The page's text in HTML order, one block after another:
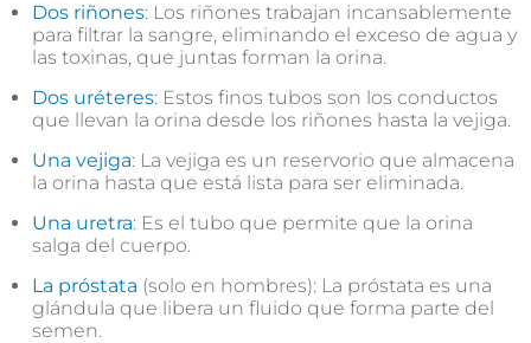
Dos riñones: Los riñones trabajan incansablemente
para filtrar la sangre, eliminando el exceso de agua y
las toxinas, que juntas forman la orina.
Dos uréteres: Estos finos tubos son los conductos
que llevan la orina desde los riñones hasta la vejiga.
Una vejiga: La vejiga es un reservorio que almacena
la orina hasta que está lista para ser eliminada.
Una uretra: Es el tubo que permite que la orina
salga del cuerpo.
La próstata (solo en hombres): La próstata es una
glándula que libera un fluido que forma parte del
semen.